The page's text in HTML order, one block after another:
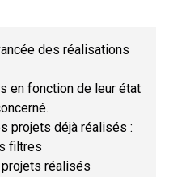
des réalisations
en fonction de leur état
projets déjà réalisés :
filtres
réalisés